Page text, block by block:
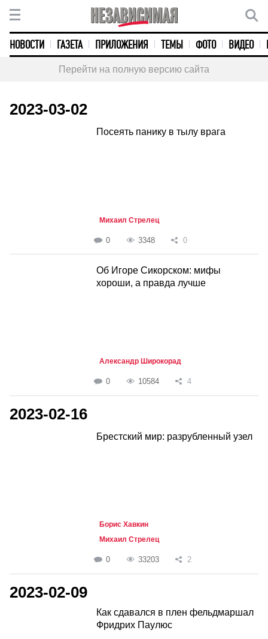
НОВОСТИ ГАЗЕТА ПРИЛОЖЕНИЯ ТЕМЫ ФОТО ВИДЕО
Перейти на полную версию сайта
2023-03-02
Посеять панику в тылу врага
Михаил Стрелец
0 3348 0
Об Игоре Сикорском: мифы
хороши, а правда лучше
Александр Широкорад
0 10584 4
2023-02-16
Брестский мир: разрубленный узел
Борис Хавкин
Михаил Стрелец
0 33203 2
2023-02-09
Как сдавался в плен фельдмаршал
Фридрих Паулюс